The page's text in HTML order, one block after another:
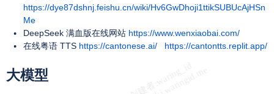
https://dye87dshnj.feishu.cn/wiki/Hv6GwDhoji1ttikSUBUcAjHSn
Me
DeepSeek 满血版在线网站 https://www.wenxiaobai.com/
在线粤语 TTS https://cantonese.ai/ https://cantontts.replit.app/
大模型